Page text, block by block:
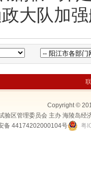
大队加
Copyright ©
验区管理委员会 主办 海陵岛
备 44174202000104号
粤